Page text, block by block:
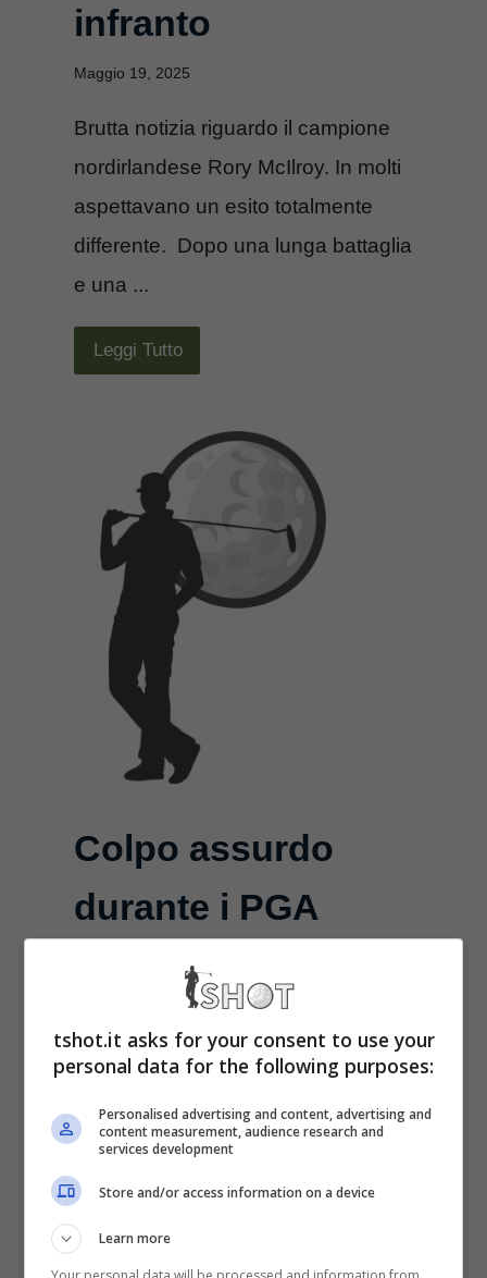
infranto
Maggio 19, 2025
Brutta notizia riguardo il campione
nordirlandese Rory McIlroy. In molti
aspettavano un esito totalmente
differente. Dopo una lunga battaglia
e una ...
Leggi Tutto
Colpo assurdo
durante i PGA
Championship: il
video fa esplodere
i tifosi
Maggio 18, 2025
Mancano poche ore alla fine del
PGA Championship e il gioco al
momento vede comunque un
tshot.it asks for your consent to use your
personal data for the following purposes:
Personalised advertising and content, advertising and
content measurement, audience research and
services development
Store and/or access information on a device
Learn more